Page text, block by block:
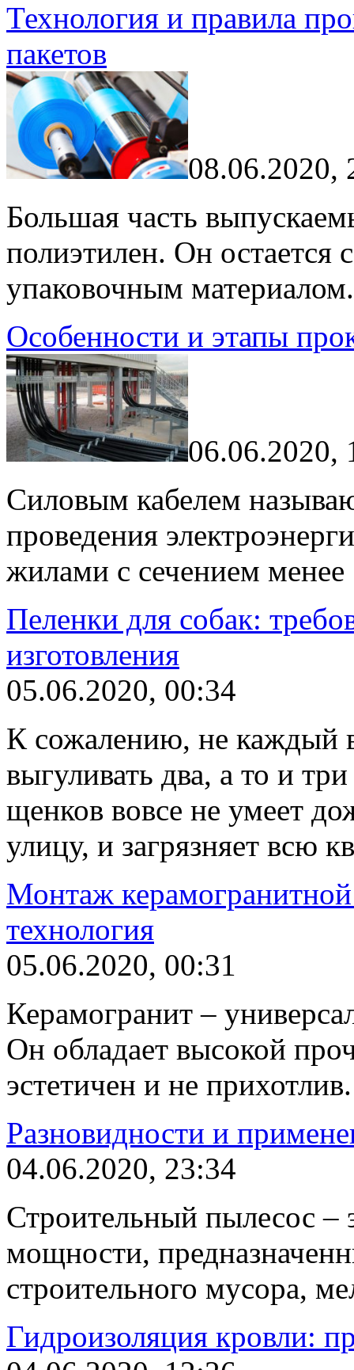
Технология и правила
пакетов
08.06.2020,
Большая часть
полиэтилен. Он
упаковочным материалом.
Особенности и этапы
06.06.2020,
Силовым кабелем
проведения
жилами с сечением менее
Пеленки для собак:
изготовления
05.06.2020, 00:34
К сожалению, не каждый
выгуливать два, а то и
щенков вовсе не умеет
улицу, и загрязняет всю
Монтаж
технология
05.06.2020, 00:31
Керамогранит –
Он обладает высокой
эстетичен и не прихотлив.
Разновидности и
04.06.2020, 23:34
Строительный пылесос –
мощности,
строительного мусора,
Гидроизоляция кровли: